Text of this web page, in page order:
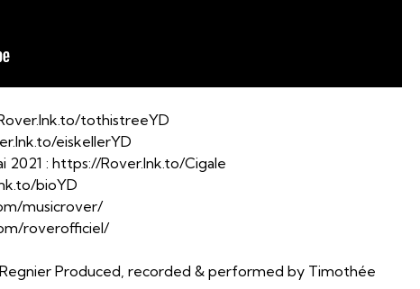
tothistreeYD
eiskellerYD
2021 : https://Rover.lnk.to/Cigale
bioYD
musicrover/
roverofficiel/
Produced, recorded & performed by Timothée